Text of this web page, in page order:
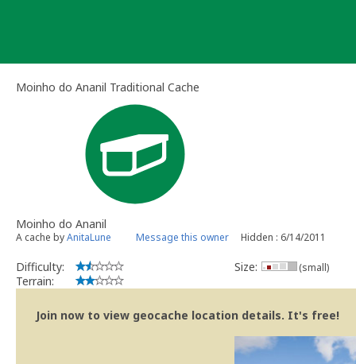
Moinho do Ananil Traditional Cache
Moinho do Ananil
A cache byAnitaLune Message this owner Hidden : 6/14/2011
Difficulty:
Terrain:
Size: (small)
Join now to view geocache location details. It's free!